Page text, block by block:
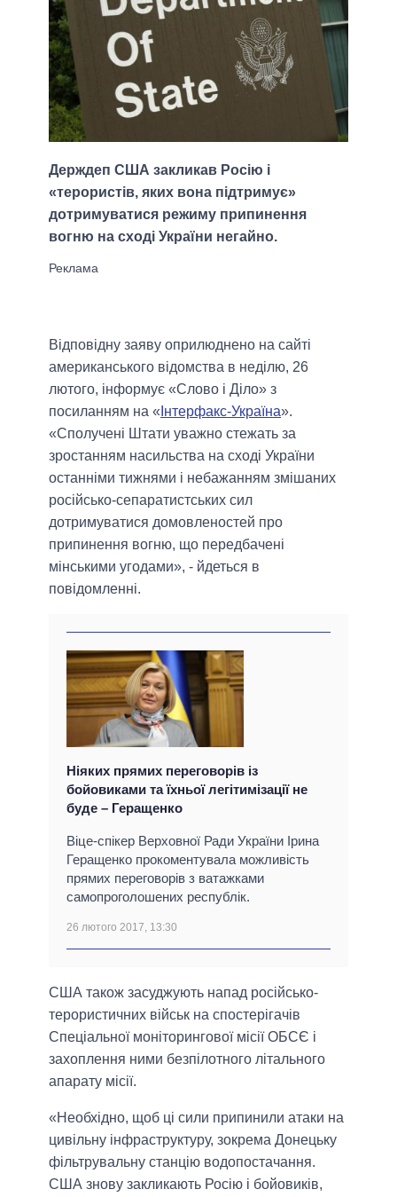
Держдеп США закликав Росію і
«терористів, яких вона підтримує»
дотримуватися режиму припинення
вогню на сході України негайно.
Відповідну заяву оприлюднено на сайті
американського відомства в неділю, 26
лютого, інформує «Слово і Діло» з
посиланням на « Інтерфакс-Україна».
«Сполучені Штати уважно стежать за
зростанням насильства на сході України
останніми тижнями і небажанням змішаних
російсько-сепаратистських сил
дотримуватися домовленостей про
припинення вогню, що передбачені
мінськими угодами», - йдеться в
повідомленні.
Ніяких прямих переговорів із
бойовиками та їхньої легітимізації не
буде – Геращенко
Віце-спікер Верховної Ради України Ірина
Геращенко прокоментувала можливість
прямих переговорів з ватажками
самопроголошених республік.
26 лютого 2017, 13:30
США також засуджують напад російсько-
терористичних військ на спостерігачів
Спеціальної моніторингової місії ОБСЄ і
захоплення ними безпілотного літального
апарату місії.
«Необхідно, щоб ці сили припинили атаки на
цивільну інфраструктуру, зокрема Донецьку
фільтрувальну станцію водопостачання.
США знову закликають Росію і бойовиків,